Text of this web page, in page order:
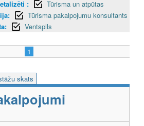
:
Tūrisma un atpūtas
Tūrisma pakalpojumu konsultants
Ventspils
1
skats